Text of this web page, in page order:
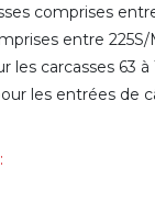
comprises
entre
les carcasses 63
les entrées de
: